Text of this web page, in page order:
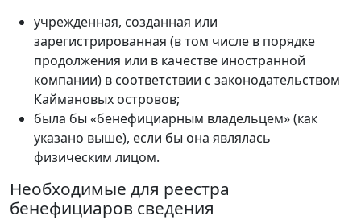
учрежденная, созданная или
зарегистрированная (в том числе в порядке
продолжения или в качестве иностранной
компании) в соответствии с законодательством
Каймановых островов;
была бы «бенефициарным владельцем» (как
указано выше), если бы она являлась
физическим лицом.
Необходимые для реестра
бенефициаров сведения